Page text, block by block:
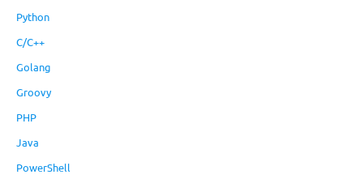
Python
C/C++
Golang
Groovy
PHP
Java
PowerShell